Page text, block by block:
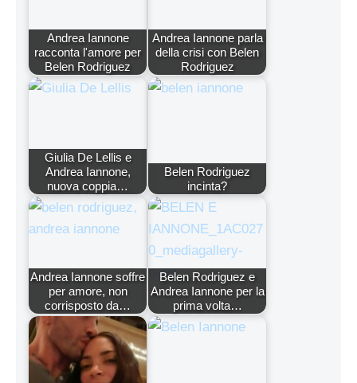
Andrea Iannone
racconta l'amore per
Belen Rodriguez
Andrea Iannone parla
della crisi con Belen
Rodriguez
Giulia De Lellis e
Andrea Iannone,
nuova coppia…
Belen Rodriguez
incinta?
Andrea Iannone soffre
per amore, non
corrisposto da…
Belen Rodriguez e
Andrea Iannone per la
prima volta…